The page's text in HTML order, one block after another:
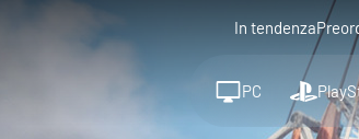
In tendenza
PC